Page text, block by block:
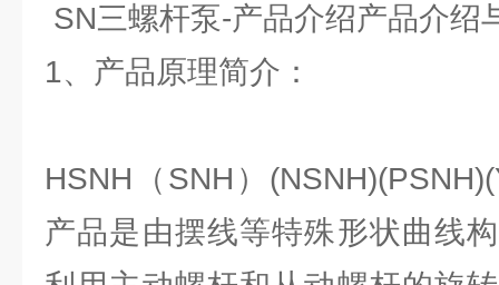
SN三螺杆泵-产品介绍产品介绍
1、产品原理简介：
HSNH（SNH）
产品是由摆线等特殊形状曲线